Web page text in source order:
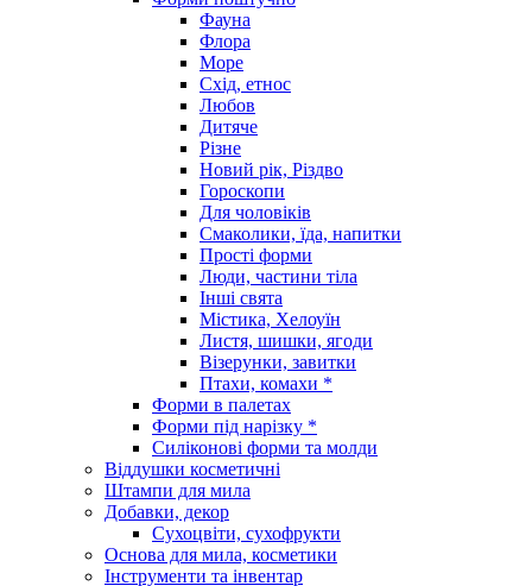
Фауна
Флора
Море
Схід, етнос
Любов
Дитяче
Різне
Новий рік, Різдво
Гороскопи
Для чоловіків
Смаколики, їда, напитки
Прості форми
Люди, частини тіла
Інші свята
Містика, Хелоуїн
Листя, шишки, ягоди
Візерунки, завитки
Птахи, комахи *
Форми в палетах
Форми під нарізку *
Силіконові форми та молди
Віддушки косметичні
Штампи для мила
Добавки, декор
Сухоцвіти, сухофрукти
Основа для мила, косметики
Інструменти та інвентар